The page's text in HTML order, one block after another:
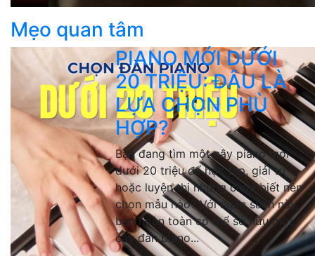
Mẹo quan tâm
PIANO MỚI DƯỚI
20 TRIỆU: ĐÂU LÀ
LỰA CHỌN PHÙ
HỢP?
Bạn đang tìm một cây piano mới
dưới 20 triệu để học tập, giải trí
hoặc luyện thi nhưng chưa biết nên
chọn mẫu nào? Với ngân sách này,
bạn hoàn toàn có thể sở hữu một
cây đàn piano...